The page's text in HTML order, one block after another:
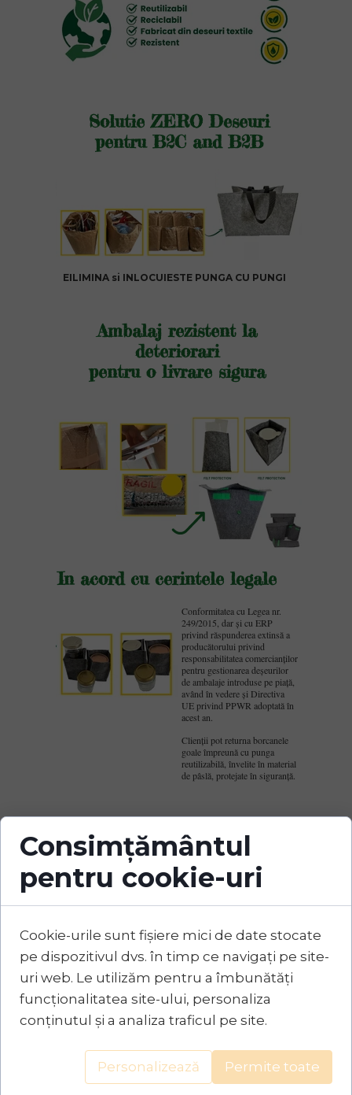
Conformitatea cu Legea nr.
249/2015, dar și cu ERP
privind răspunderea extinsă a
producătorului privind
responsabilitatea comercianților
pentru gestionarea deșeurilor
de ambalaje introduse pe piață,
având în vedere și Directiva
UE privind PPWR adoptată în
acest an.
Clienții pot returna borcanele
goale împreună cu punga
reutilizabilă, învelite în material
de pâslă, protejate în siguranță.
EILIMINA si INLOCUIESTE PUNGA CU PUNGI
Ambalaj rezistent la
deteriorari
pentru o livrare sigura
In acord cu cerintele legale
Solutie ZERO Deseuri
pentru B2C and B2B
Fii parte din schimbare!
Alatura-te initiativei
noastre pentru un viitor
sustenabil.
Consimțământul
pentru cookie-uri
Cookie-urile sunt fișiere mici de date stocate
pe dispozitivul dvs. în timp ce navigați pe site-
uri web. Le utilizăm pentru a îmbunătăți
funcționalitatea site-ului, personaliza
conținutul și a analiza traficul pe site.
Personalizează Permite toate